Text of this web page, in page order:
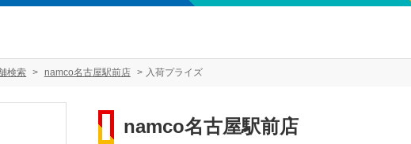
検索 namco名古屋駅前店 入荷プライズ
namco名古屋駅前店